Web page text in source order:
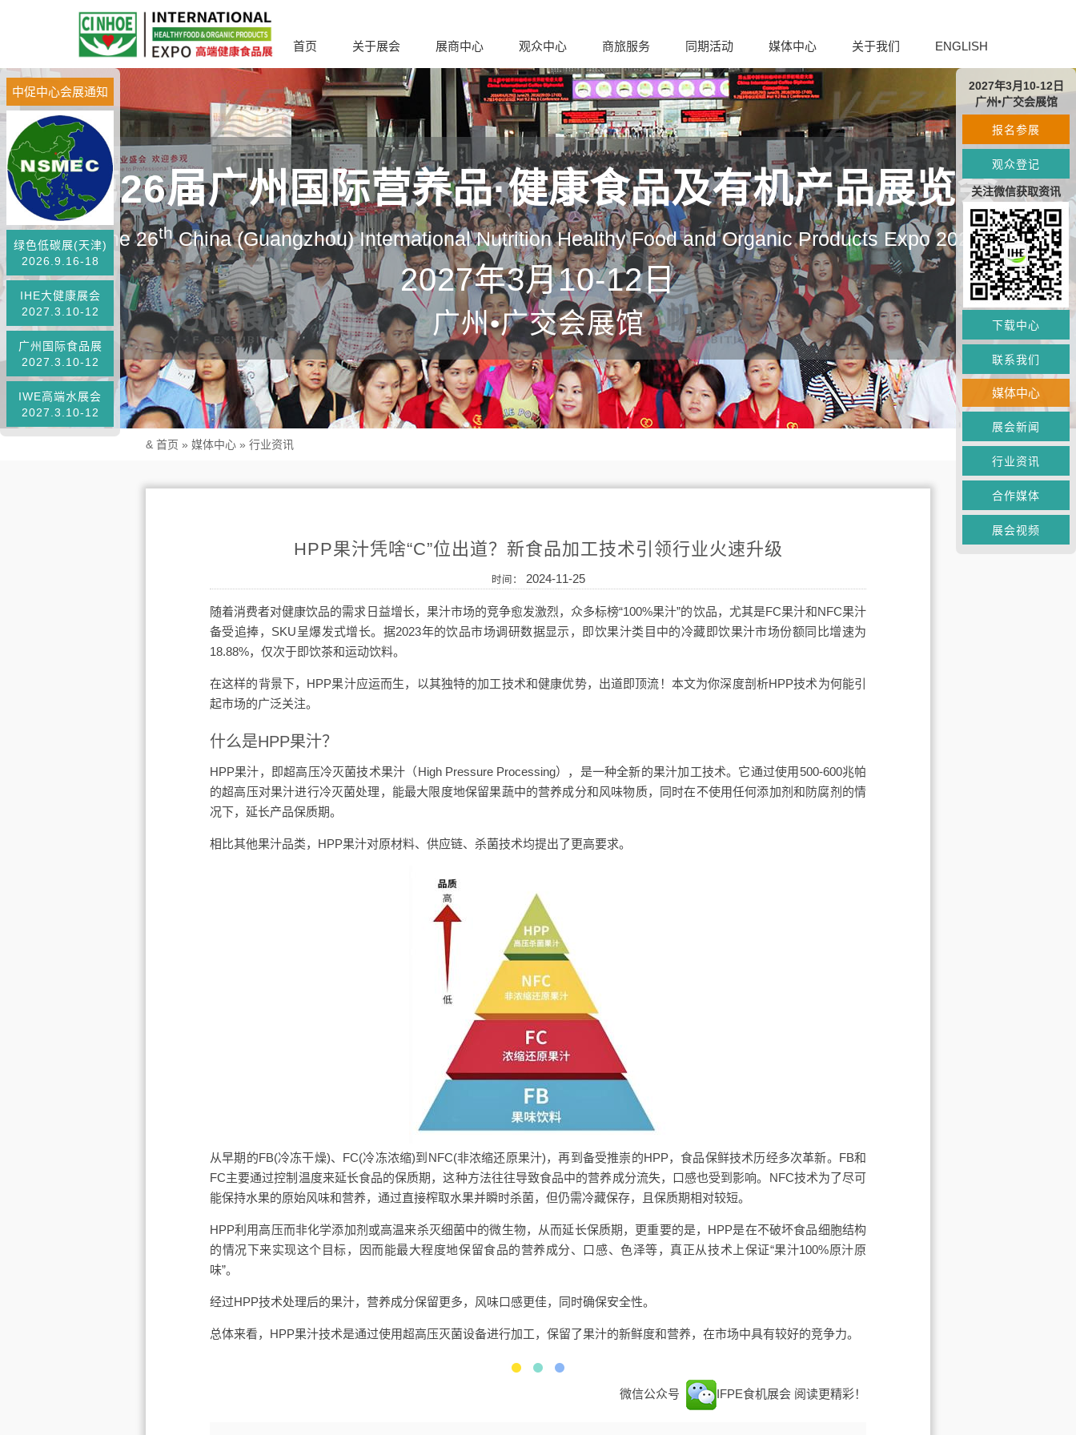
首页 关于展会 展商中心 观众中心 商旅服务 同期活动 媒体中心 关于我们 ENGLISH
第26届广州国际营养品·健康食品及有机产品展览会
The 26thChina (Guangzhou) International Nutrition Healthy Food and Organic Products Expo 2027
2027年3月10-12日
广州•广交会展馆
中促中心会展通知
绿色低碳展(天津)
2026.9.16-18
IHE大健康展会
2027.3.10-12
广州国际食品展
2027.3.10-12
IWE高端水展会
2027.3.10-12
& 首页 » 媒体中心 » 行业资讯
HPP果汁凭啥“C”位出道？新食品加工技术引领行业火速升级
时间： 2024-11-25
随着消费者对健康饮品的需求日益增长，果汁市场的竞争愈发激烈，众多标榜“100%果汁”的饮品，尤其是FC果汁和NFC果汁
备受追捧，SKU呈爆发式增长。据2023年的饮品市场调研数据显示，即饮果汁类目中的冷藏即饮果汁市场份额同比增速为
18.88%，仅次于即饮茶和运动饮料。
在这样的背景下，HPP果汁应运而生，以其独特的加工技术和健康优势，出道即顶流！本文为你深度剖析HPP技术为何能引
起市场的广泛关注。
什么是HPP果汁？
HPP果汁，即超高压冷灭菌技术果汁（High Pressure Processing），是一种全新的果汁加工技术。它通过使用500-600兆帕
的超高压对果汁进行冷灭菌处理，能最大限度地保留果蔬中的营养成分和风味物质，同时在不使用任何添加剂和防腐剂的情
况下，延长产品保质期。
相比其他果汁品类，HPP果汁对原材料、供应链、杀菌技术均提出了更高要求。
从早期的FB(冷冻干燥)、FC(冷冻浓缩)到NFC(非浓缩还原果汁)，再到备受推崇的HPP，食品保鲜技术历经多次革新。FB和
FC主要通过控制温度来延长食品的保质期，这种方法往往导致食品中的营养成分流失，口感也受到影响。NFC技术为了尽可
能保持水果的原始风味和营养，通过直接榨取水果并瞬时杀菌，但仍需冷藏保存，且保质期相对较短。
HPP利用高压而非化学添加剂或高温来杀灭细菌中的微生物，从而延长保质期，更重要的是，HPP是在不破坏食品细胞结构
的情况下来实现这个目标，因而能最大程度地保留食品的营养成分、口感、色泽等，真正从技术上保证“果汁100%原汁原
味”。
经过HPP技术处理后的果汁，营养成分保留更多，风味口感更佳，同时确保安全性。
总体来看，HPP果汁技术是通过使用超高压灭菌设备进行加工，保留了果汁的新鲜度和营养，在市场中具有较好的竞争力。
微信公众号 IFPE食机展会 阅读更精彩！
2027年3月10-12日
广州•广交会展馆
报名参展
观众登记
关注微信获取资讯
下载中心
联系我们
媒体中心
展会新闻
行业资讯
合作媒体
展会视频